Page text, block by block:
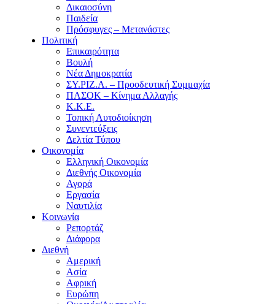
Δικαιοσύνη
Παιδεία
Πρόσφυγες – Μετανάστες
Πολιτική
Επικαιρότητα
Βουλή
Νέα Δημοκρατία
ΣΥ.ΡΙΖ.Α. – Προοδευτική Συμμαχία
ΠΑΣΟΚ – Κίνημα Αλλαγής
Κ.Κ.Ε.
Τοπική Αυτοδιοίκηση
Συνεντεύξεις
Δελτία Τύπου
Οικονομία
Ελληνική Οικονομία
Διεθνής Οικονομία
Αγορά
Εργασία
Ναυτιλία
Κοινωνία
Ρεπορτάζ
Διάφορα
Διεθνή
Αμερική
Ασία
Αφρική
Ευρώπη